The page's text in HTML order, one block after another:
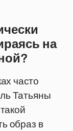
на
часто
Татьяны
образ в